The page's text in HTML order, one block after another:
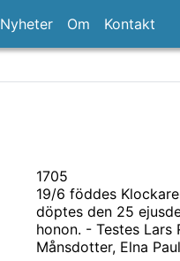
Nyheter Om Kontakt
1705
19/6 föddes
döptes den 25
honon. - Testes Lars
Månsdotter, Elna